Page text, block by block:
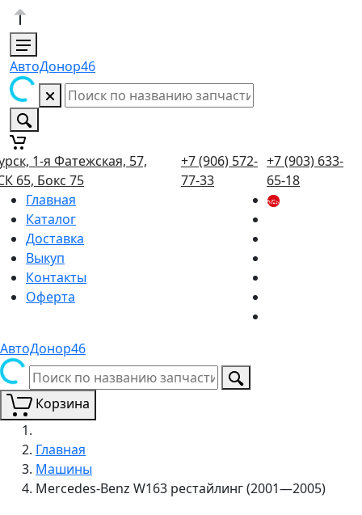
АвтоДонор46
1-я Фатежская, 57,
65, Бокс 75
+7 (906) 572-
77-33
+7 (903) 633-
65-18
Главная
Каталог
Доставка
Выкуп
Контакты
Оферта
АвтоДонор46
Корзина
Главная
Машины
Mercedes-Benz W163 рестайлинг (2001—2005)